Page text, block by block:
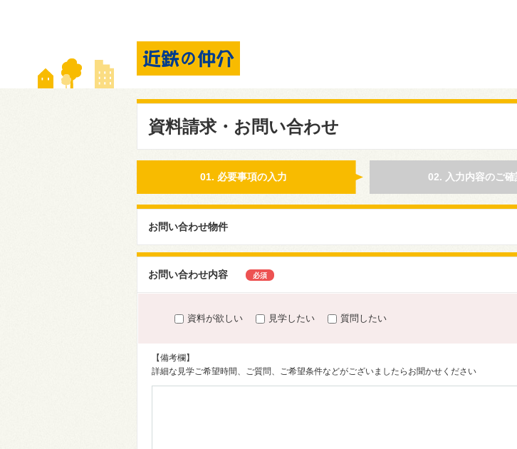
資料請求・お問い合わせ
01. 必要事項の入力 02. 入力内容のご確
お問い合わせ物件
お問い合わせ内容 必須
資料が欲しい 見学したい 質問したい
【備考欄】
詳細な見学ご希望時間、ご質問、ご希望条件などがございましたらお聞かせください